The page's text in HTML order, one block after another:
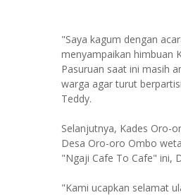
"Saya kagum dengan
menyampaikan himbuan
Pasuruan saat ini masih
warga agar turut
Teddy.
Selanjutnya, Kades Oro-
Desa Oro-oro Ombo
"Ngaji Cafe To Cafe" ini,
"Kami ucapkan selamat